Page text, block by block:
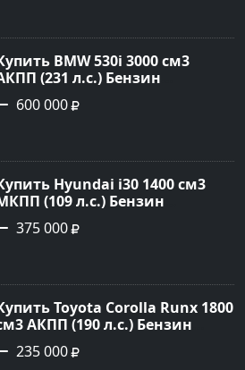
Авторынок23
BMW 530i 3000 см3
(231 л.с.) Бензин
инжектор в Новороссийск:
серый Седан 2004 года по
600 000
Hyundai i30 1400 см3
(109 л.с.) Бензин
инжектор в Кропоткин: цвет
Хетчбэк 2011 года по
375 000
Toyota Corolla Runx 1800
АКПП (190 л.с.) Бензин
инжектор в Тихорецк: цвет
Хетчбэк 2002 года по
235 000